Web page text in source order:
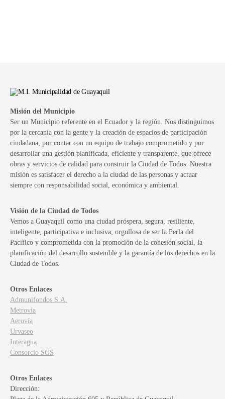
Misión del Municipio
Ser un Municipio referente en el Ecuador y la región. Nos distinguimos
por la cercanía con la gente y la creación de espacios de participación
ciudadana, por contar con un equipo de trabajo comprometido y por
desarrollar una gestión planificada, eficiente y transparente, que ofrece
obras y servicios de calidad para construir la Ciudad de Todos. Nuestra
misión es satisfacer el derecho a la ciudad de las personas y actuar
siempre con responsabilidad social, económica y ambiental.
Visión de la Ciudad de Todos
Vemos a Guayaquil como una ciudad próspera, segura, resiliente,
inteligente, participativa e inclusiva; orgullosa de ser la Perla del
Pacífico y comprometida con la promoción de la cohesión social, la
planificación del desarrollo sostenible y la garantía de los derechos en la
Ciudad de Todos.
Otros Enlaces
Admunifondos S.A.
Metrovía
Aerovía
Urvaseo
Interagua
Consorcio SGS
Otros Enlaces
Dirección: